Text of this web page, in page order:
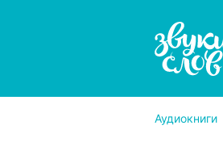
Аудиокниги